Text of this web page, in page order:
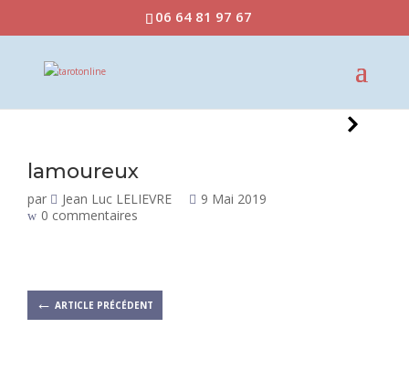
06 64 81 97 67
lamoureux
par Jean Luc LELIEVRE
9 Mai 2019
0 commentaires
← ARTICLE PRÉCÉDENT